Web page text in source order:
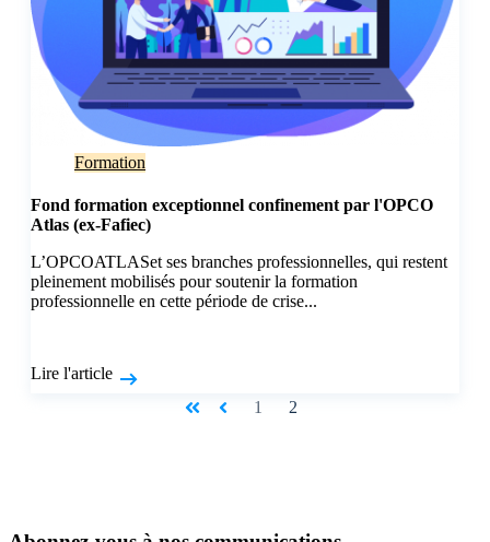
Formation
Fond formation exceptionnel confinement par l'OPCO
Atlas (ex-Fafiec)
L’OPCOATLASet ses branches professionnelles, qui restent
pleinement mobilisés pour soutenir la formation
professionnelle en cette période de crise...
Lire l'article
1
2